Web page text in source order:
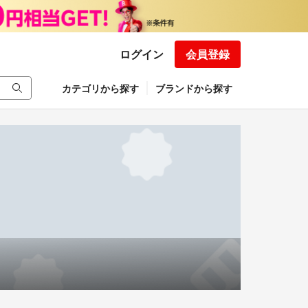
ログイン 会員登録
カテゴリから探す ブランドから探す